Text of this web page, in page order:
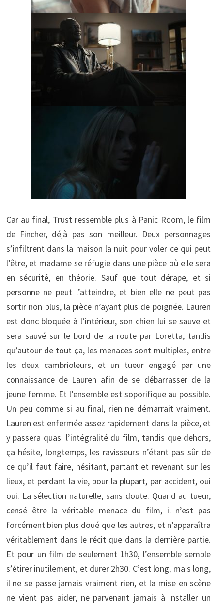
Car au final, Trust ressemble plus à Panic Room, le film
de Fincher, déjà pas son meilleur. Deux personnages
s’infiltrent dans la maison la nuit pour voler ce qui peut
l’être, et madame se réfugie dans une pièce où elle sera
en sécurité, en théorie. Sauf que tout dérape, et si
personne ne peut l’atteindre, et bien elle ne peut pas
sortir non plus, la pièce n’ayant plus de poignée. Lauren
est donc bloquée à l’intérieur, son chien lui se sauve et
sera sauvé sur le bord de la route par Loretta, tandis
qu’autour de tout ça, les menaces sont multiples, entre
les deux cambrioleurs, et un tueur engagé par une
connaissance de Lauren afin de se débarrasser de la
jeune femme. Et l’ensemble est soporifique au possible.
Un peu comme si au final, rien ne démarrait vraiment.
Lauren est enfermée assez rapidement dans la pièce, et
y passera quasi l’intégralité du film, tandis que dehors,
ça hésite, longtemps, les ravisseurs n’étant pas sûr de
ce qu’il faut faire, hésitant, partant et revenant sur les
lieux, et perdant la vie, pour la plupart, par accident, oui
oui. La sélection naturelle, sans doute. Quand au tueur,
censé être la véritable menace du film, il n’est pas
forcément bien plus doué que les autres, et n’apparaîtra
véritablement dans le récit que dans la dernière partie.
Et pour un film de seulement 1h30, l’ensemble semble
s’étirer inutilement, et durer 2h30. C’est long, mais long,
il ne se passe jamais vraiment rien, et la mise en scène
ne vient pas aider, ne parvenant jamais à installer un